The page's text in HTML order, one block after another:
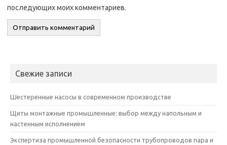
последующих моих комментариев.
Свежие записи
Шестеренные насосы в современном производстве
Щиты монтажные промышленные: выбор между напольным и
настенным исполнением
Экспертиза промышленной безопасности трубопроводов пара и